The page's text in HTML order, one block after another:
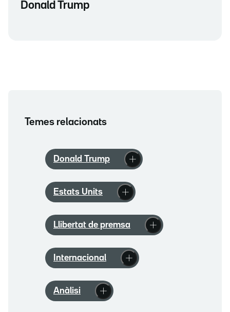
Donald Trump
Temes relacionats
Donald Trump
Estats Units
Llibertat de premsa
Internacional
Anàlisi